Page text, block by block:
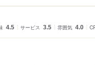
4.5 サービス 3.5 雰囲気 4.0